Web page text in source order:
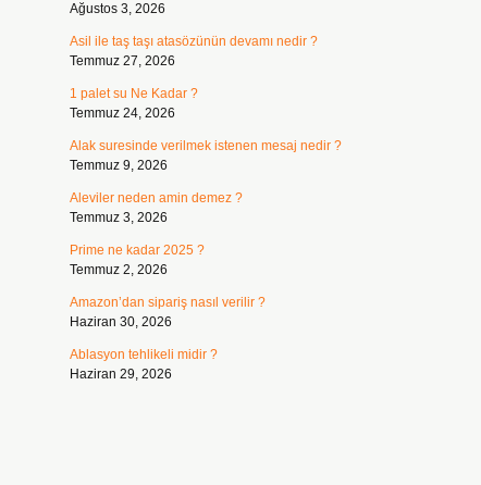
Ağustos 3, 2026
Asil ile taş taşı atasözünün devamı nedir ?
Temmuz 27, 2026
1 palet su Ne Kadar ?
Temmuz 24, 2026
Alak suresinde verilmek istenen mesaj nedir ?
Temmuz 9, 2026
Aleviler neden amin demez ?
Temmuz 3, 2026
Prime ne kadar 2025 ?
Temmuz 2, 2026
Amazon’dan sipariş nasıl verilir ?
Haziran 30, 2026
Ablasyon tehlikeli midir ?
Haziran 29, 2026